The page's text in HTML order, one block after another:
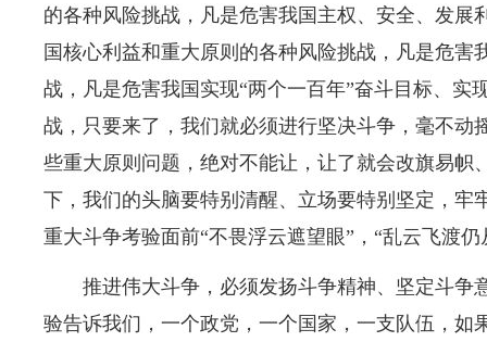
的各种风险挑战，凡是危害我国主权、安全、发展
国核心利益和重大原则的各种风险挑战，凡是危害
战，凡是危害我国实现“两个一百年”奋斗目标、实
战，只要来了，我们就必须进行坚决斗争，毫不动
些重大原则问题，绝对不能让，让了就会改旗易帜
下，我们的头脑要特别清醒、立场要特别坚定，牢
重大斗争考验面前“不畏浮云遮望眼”，“乱云飞渡仍
推进伟大斗争，必须发扬斗争精神、坚定斗争
验告诉我们，一个政党，一个国家，一支队伍，如